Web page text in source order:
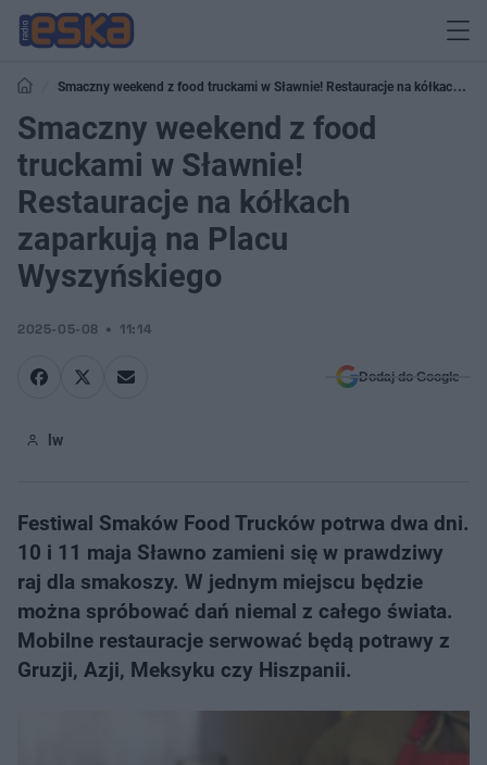
Smaczny weekend z food truckami w Sławnie! Restauracje na kółkach
zaparkują na Placu Wyszyńskiego
Smaczny weekend z food
truckami w Sławnie!
Restauracje na kółkach
zaparkują na Placu
Wyszyńskiego
2025-05-08 11:14
Dodaj do Google
lw
Festiwal Smaków Food Trucków potrwa dwa dni.
10 i 11 maja Sławno zamieni się w prawdziwy
raj dla smakoszy. W jednym miejscu będzie
można spróbować dań niemal z całego świata.
Mobilne restauracje serwować będą potrawy z
Gruzji, Azji, Meksyku czy Hiszpanii.